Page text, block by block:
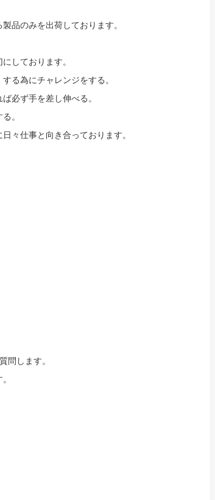
品のみを出荷しております。
しております。
る為にチャレンジをする。
必ず手を差し伸べる。
。
々仕事と向き合っております。
問します。